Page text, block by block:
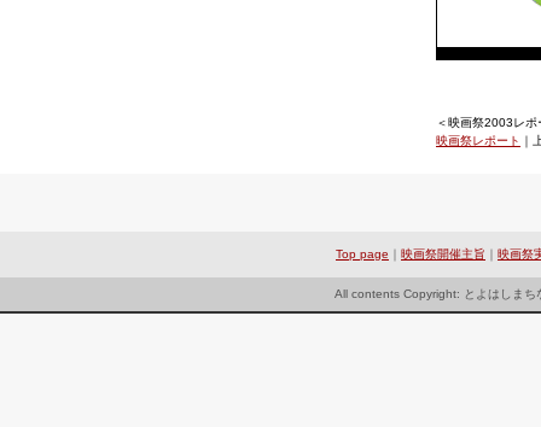
＜映画祭2003レポ
映画祭レポート ｜
Top page ｜ 映画祭開催主旨 ｜ 映画祭
All contents Copyright: とよはしまち